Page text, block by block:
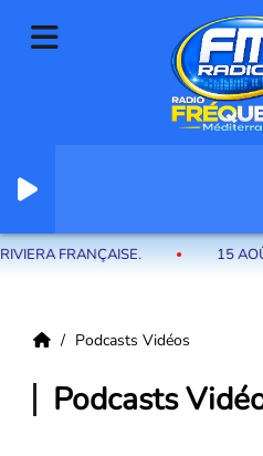
Radio Fréquence Méditerranée la
15 AOÛT 2026 : UNE
Podcasts Vidéos
Podcasts